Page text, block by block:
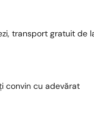
transport gratuit de
convin cu adevărat